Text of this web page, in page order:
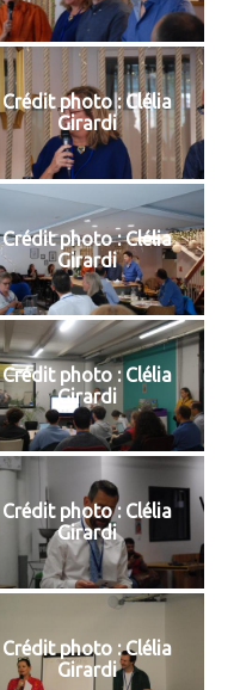
Crédit photo : Clélia
Girardi
Crédit photo : Clélia
Girardi
Crédit photo : Clélia
Girardi
Crédit photo : Clélia
Girardi
Crédit photo : Clélia
Girardi